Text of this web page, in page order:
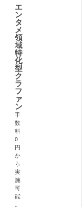
エ
ン
タ
メ
領
域
特
化
型
ク
ラ
フ
ァ
ン
手
数
料
0
円
か
ら
実
施
可
能